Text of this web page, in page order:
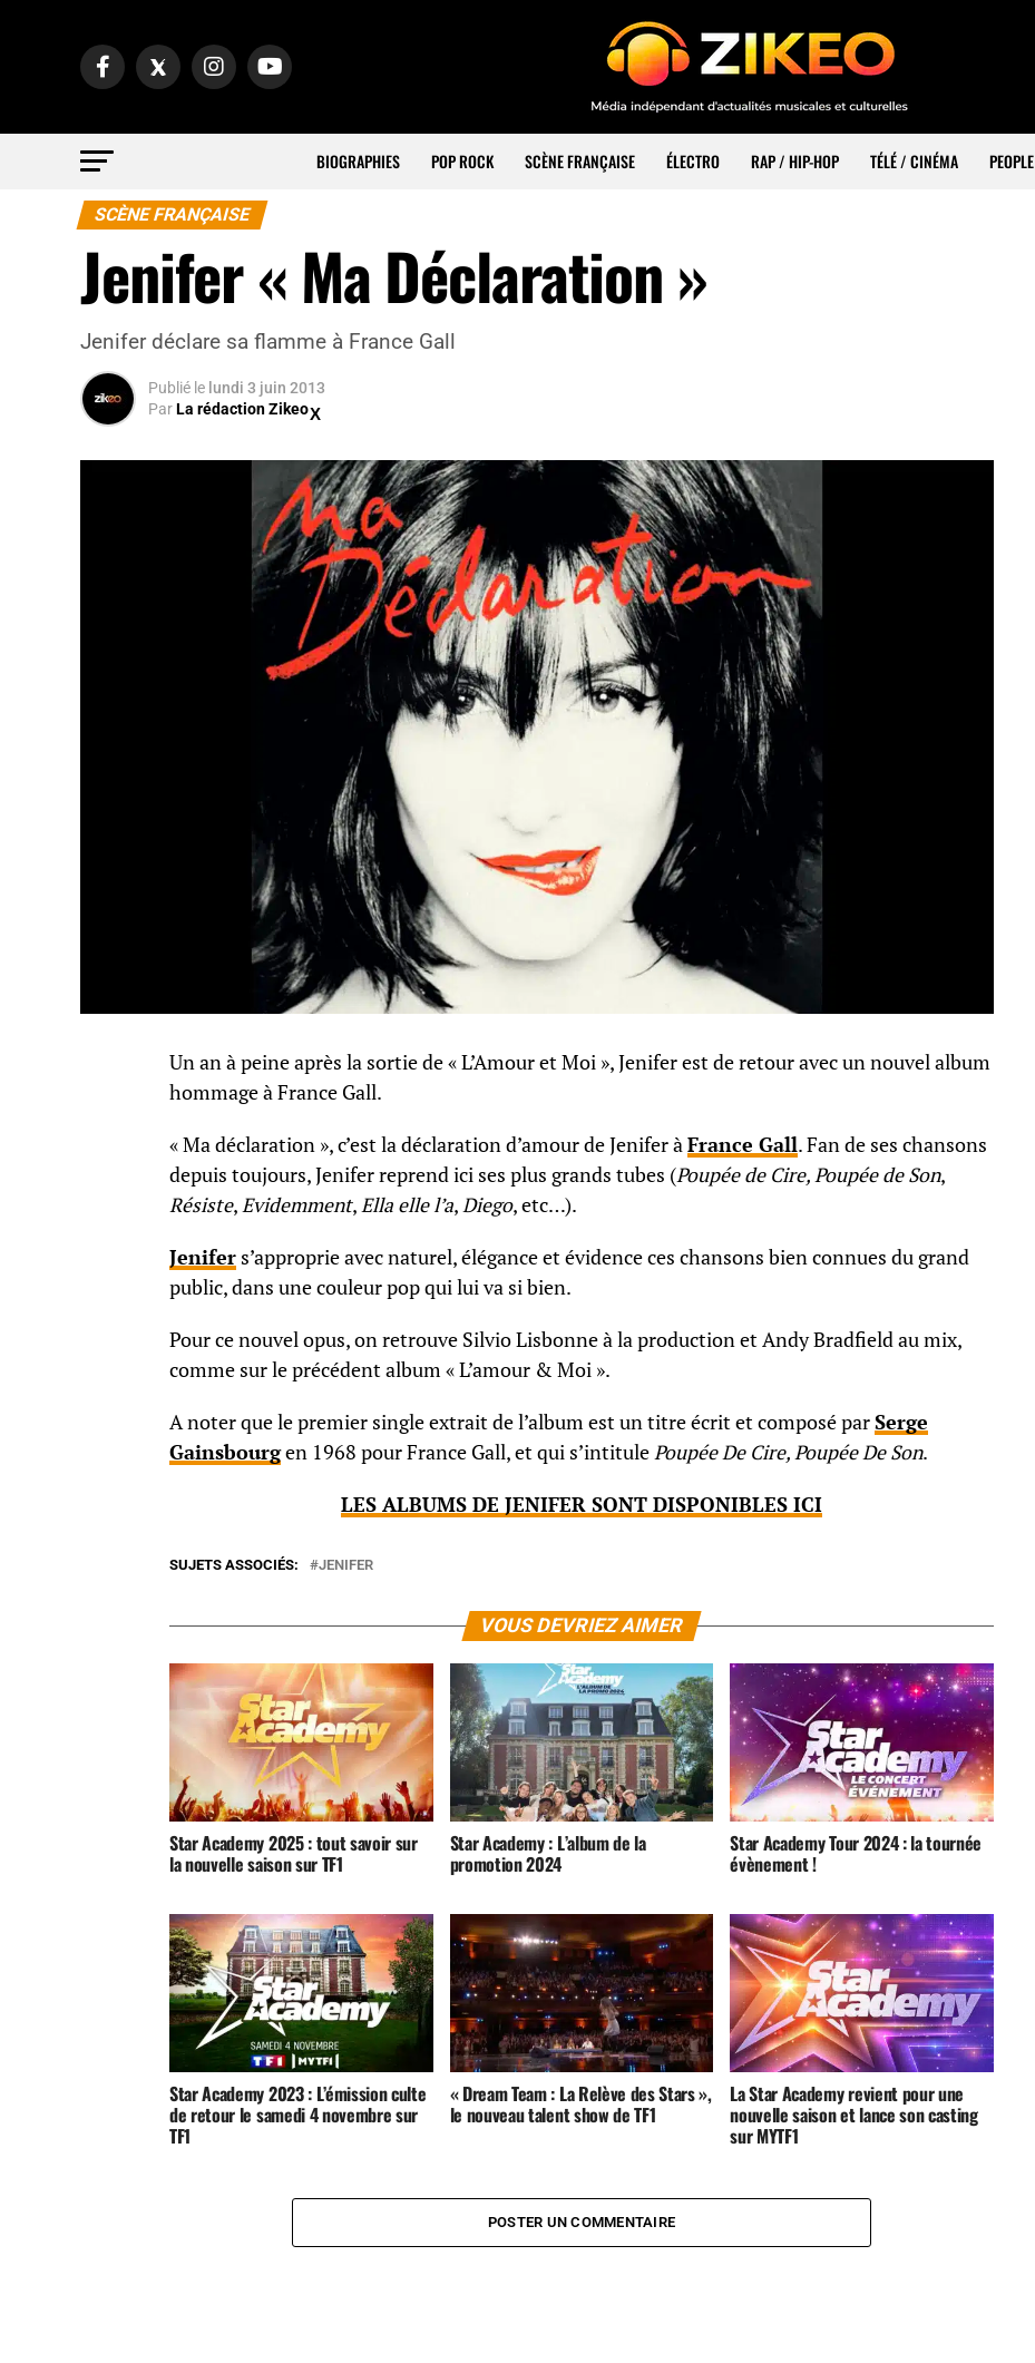
BIOGRAPHIES POP ROCK SCÈNE FRANÇAISE ÉLECTRO RAP / HIP-HOP TÉLÉ / CINÉMA PEOPLE
SCÈNE FRANÇAISE
Jenifer « Ma Déclaration »
Jenifer déclare sa flamme à France Gall
Publié le lundi 3 juin 2013
ParLa rédaction Zikeo
Un an à peine après la sortie de « L’Amour et Moi », Jenifer est de retour avec un nouvel album
hommage à France Gall.
« Ma déclaration », c’est la déclaration d’amour de Jenifer àFrance Gall. Fan de ses chansons
depuis toujours, Jenifer reprend ici ses plus grands tubes (Poupée de Cire, Poupée de Son,
Résiste,Evidemment,Ella elle l’a,Diego, etc…).
Jenifer s’approprie avec naturel, élégance et évidence ces chansons bien connues du grand
public, dans une couleur pop qui lui va si bien.
Pour ce nouvel opus, on retrouve Silvio Lisbonne à la production et Andy Bradfield au mix,
comme sur le précédent album « L’amour & Moi ».
A noter que le premier single extrait de l’album est un titre écrit et composé parSerge
Gainsbourgen 1968 pour France Gall, et qui s’intitulePoupée De Cire, Poupée De Son.
LES ALBUMS DE JENIFER SONT DISPONIBLES ICI
SUJETS ASSOCIÉS: JENIFER
VOUS DEVRIEZ AIMER
Star Academy 2025 : tout savoir sur
la nouvelle saison sur TF1
Star Academy : L’album de la
promotion 2024
Star Academy Tour 2024 : la tournée
évènement !
Star Academy 2023 : L’émission culte
de retour le samedi 4 novembre sur
TF1
« Dream Team : La Relève des Stars »,
le nouveau talent show de TF1
La Star Academy revient pour une
nouvelle saison et lance son casting
sur MYTF1
POSTER UN COMMENTAIRE